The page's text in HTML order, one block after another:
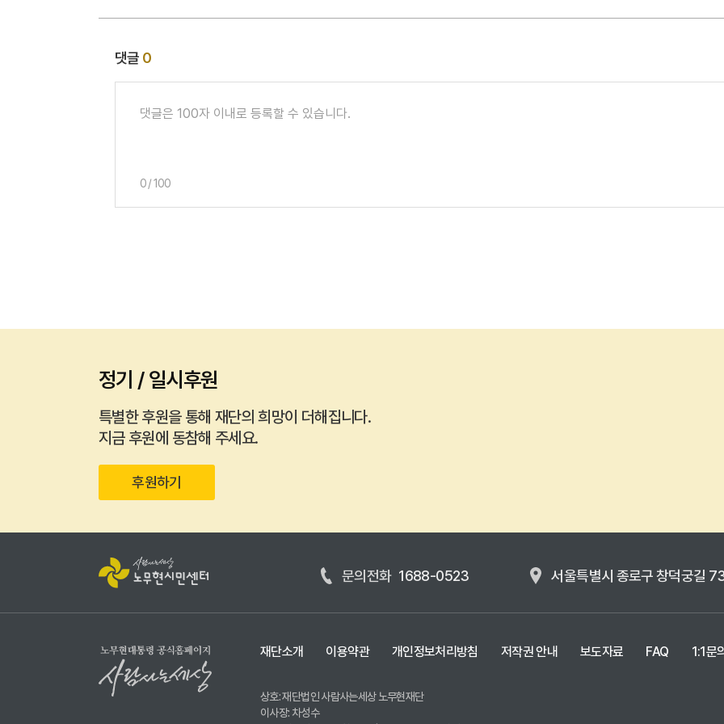
댓글 0
0/100
정기 / 일시후원
특별한 후원을 통해 재단의 희망이 더해집니다.
지금 후원에 동참해 주세요.
후원하기
문의전화 1688-0523 서울특별시 종로구 창덕궁길
재단소개 이용약관 개인정보처리방침 저작권 안내 보도자료 FAQ 1:1문
상호: 재단법인 사람사는세상 노무현재단
이사장: 차성수